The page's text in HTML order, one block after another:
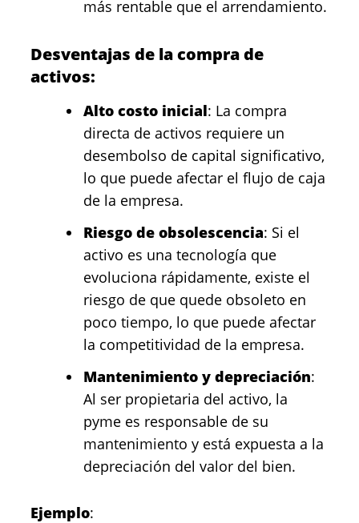
más rentable que el arrendamiento.
Desventajas de la compra de
activos:
Alto costo inicial: La compra
directa de activos requiere un
desembolso de capital significativo,
lo que puede afectar el flujo de caja
de la empresa.
Riesgo de obsolescencia: Si el
activo es una tecnología que
evoluciona rápidamente, existe el
riesgo de que quede obsoleto en
poco tiempo, lo que puede afectar
la competitividad de la empresa.
Mantenimiento y depreciación:
Al ser propietaria del activo, la
pyme es responsable de su
mantenimiento y está expuesta a la
depreciación del valor del bien.
Ejemplo: